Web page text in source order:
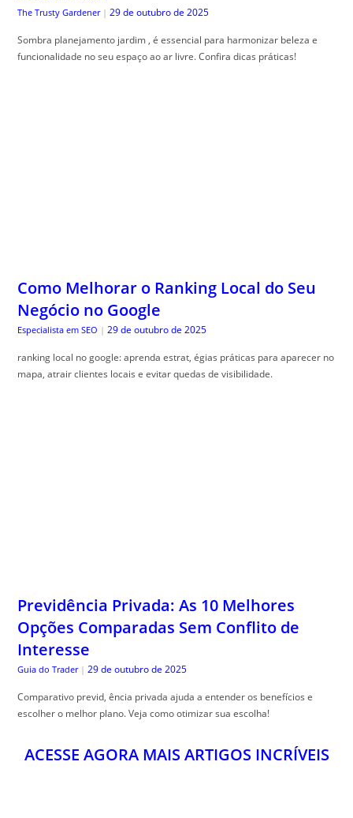
The Trusty Gardener | 29 de outubro de 2025
Sombra planejamento jardim , é essencial para harmonizar beleza e
funcionalidade no seu espaço ao ar livre. Confira dicas práticas!
Como Melhorar o Ranking Local do Seu
Negócio no Google
Especialista em SEO | 29 de outubro de 2025
ranking local no google: aprenda estrat, égias práticas para aparecer no
mapa, atrair clientes locais e evitar quedas de visibilidade.
Previdência Privada: As 10 Melhores
Opções Comparadas Sem Conflito de
Interesse
Guia do Trader | 29 de outubro de 2025
Comparativo previd, ência privada ajuda a entender os benefícios e
escolher o melhor plano. Veja como otimizar sua escolha!
ACESSE AGORA MAIS ARTIGOS INCRÍVEIS